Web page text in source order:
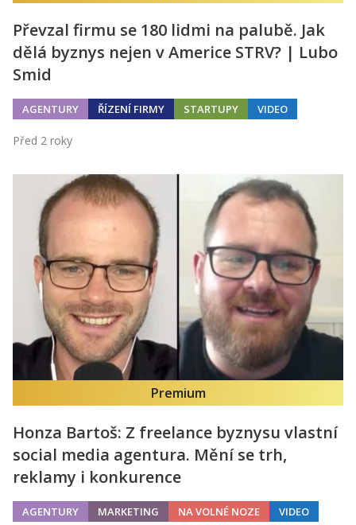
Převzal firmu se 180 lidmi na palubě. Jak
dělá byznys nejen v Americe STRV? | Lubo
Smid
AGENTURY ŘÍZENÍ FIRMY STARTUPY VIDEO
Před 2 roky
Premium
Honza Bartoš: Z freelance byznysu vlastní
social media agentura. Mění se trh,
reklamy i konkurence
AGENTURY MARKETING NA VOLNÉ NOZE VIDEO